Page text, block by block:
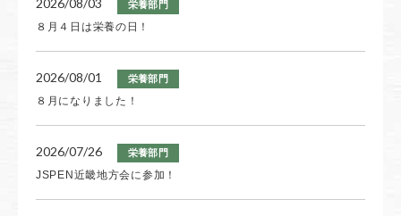
2025/03/06 薬剤部門
第2回 薬剤科見学会を開催します！！
2025/03/03 薬剤部門
薬剤師 採用試験の日程が決まりました！
栄養部門
８月４日は栄養の日！
2026/08/01 栄養部門
８月になりました！
2026/07/26 栄養部門
JSPEN近畿地方会に参加！